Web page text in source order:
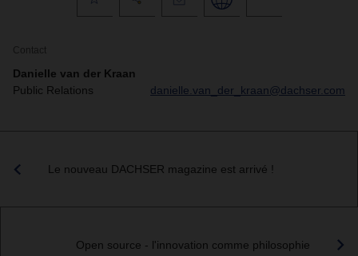
Contact
Danielle van der Kraan
Public Relations
danielle.van_der_kraan@dachser.com
Le nouveau DACHSER magazine est arrivé !
Open source - l'innovation comme philosophie